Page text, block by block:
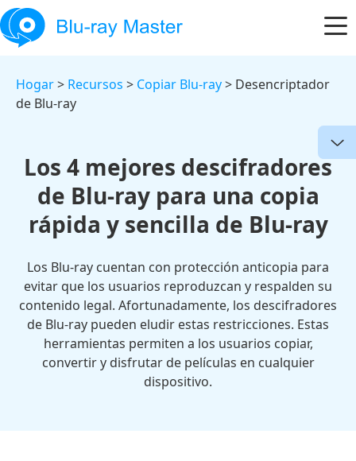
Hogar> Recursos > Copiar Blu-ray> Desencriptador
de Blu-ray
Los 4 mejores descifradores
de Blu-ray para una copia
rápida y sencilla de Blu-ray
Los Blu-ray cuentan con protección anticopia para
evitar que los usuarios reproduzcan y respalden su
contenido legal. Afortunadamente, los descifradores
de Blu-ray pueden eludir estas restricciones. Estas
herramientas permiten a los usuarios copiar,
convertir y disfrutar de películas en cualquier
dispositivo.